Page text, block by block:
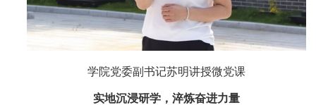
学院党委副书记苏明讲授微党课
实地沉浸研学，淬炼奋进力量